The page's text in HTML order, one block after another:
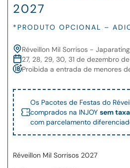
2027
*PRODUTO OPCIONAL –
Réveillon Mil Sorrisos -
27, 28, 29, 30, 31 de dezembro
Proibida a entrada de menores
Os Pacotes de Festas do
comprados na INJOY sem
com parcelamento
Réveillon Mil Sorrisos 2027